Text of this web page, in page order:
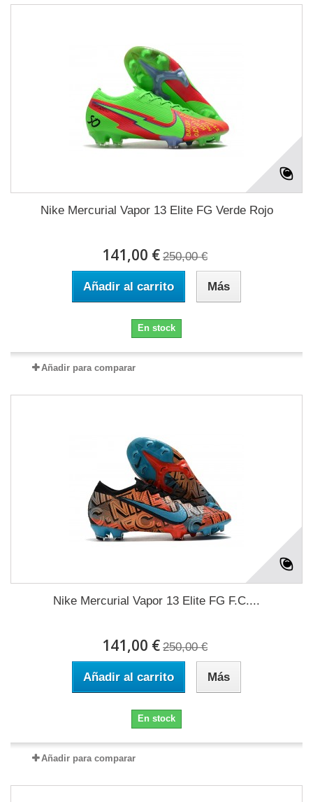
Nike Mercurial Vapor 13 Elite FG Verde Rojo
141,00 € 250,00 €
Añadir al carrito Más
En stock
Añadir para comparar
Nike Mercurial Vapor 13 Elite FG F.C....
141,00 € 250,00 €
Añadir al carrito Más
En stock
Añadir para comparar